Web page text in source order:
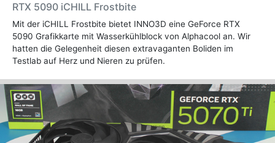
RTX 5090 iCHILL Frostbite
Mit der iCHILL Frostbite bietet INNO3D eine GeForce RTX
5090 Grafikkarte mit Wasserkühlblock von Alphacool an. Wir
hatten die Gelegenheit diesen extravaganten Boliden im
Testlab auf Herz und Nieren zu prüfen.